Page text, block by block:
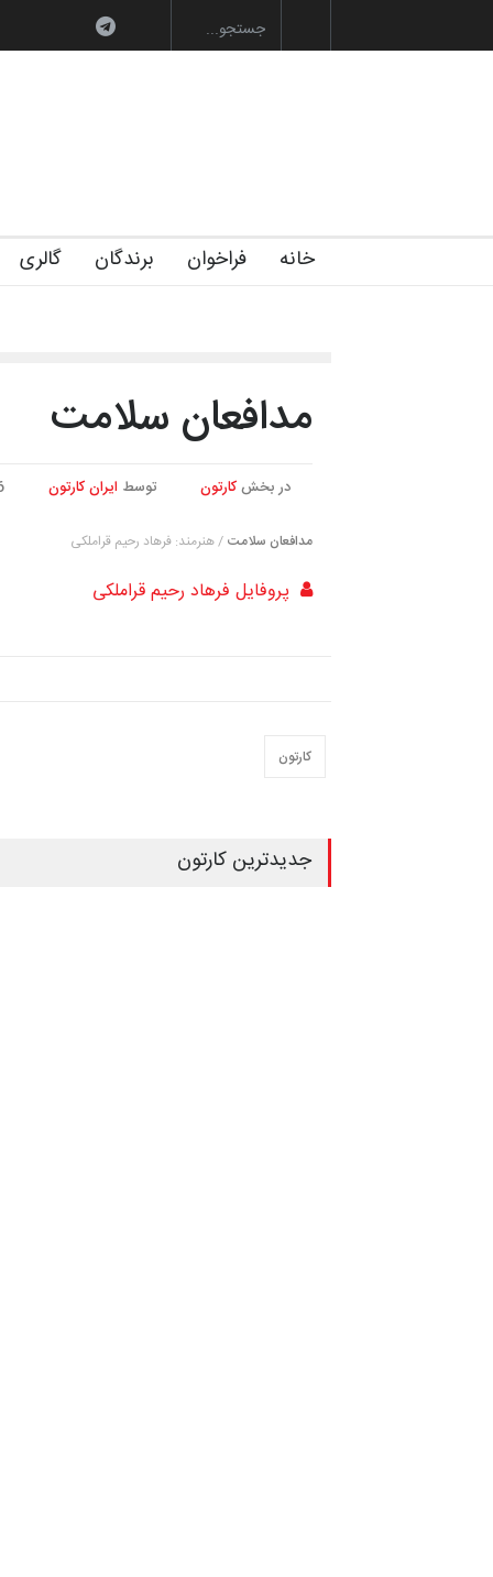
خانه فراخوان برندگان گالری
مدافعان سلامت
در بخشکارتون توسط ایران کارتون
مدافعان سلامت / هنرمند: فرهاد رحیم قراملکی
پروفایل فرهاد رحیم قراملکی
کارتون
جدیدترین کارتون